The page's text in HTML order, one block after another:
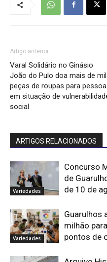
Artigo anterior
Varal Solidário no Ginásio
João do Pulo doa mais de mil
peças de roupas para
em situação de
social
ARTIGOS RELACIONADOS
Variedades
Concurso
de
de 10 de
Variedades
Guarulhos
milhão
pontos de